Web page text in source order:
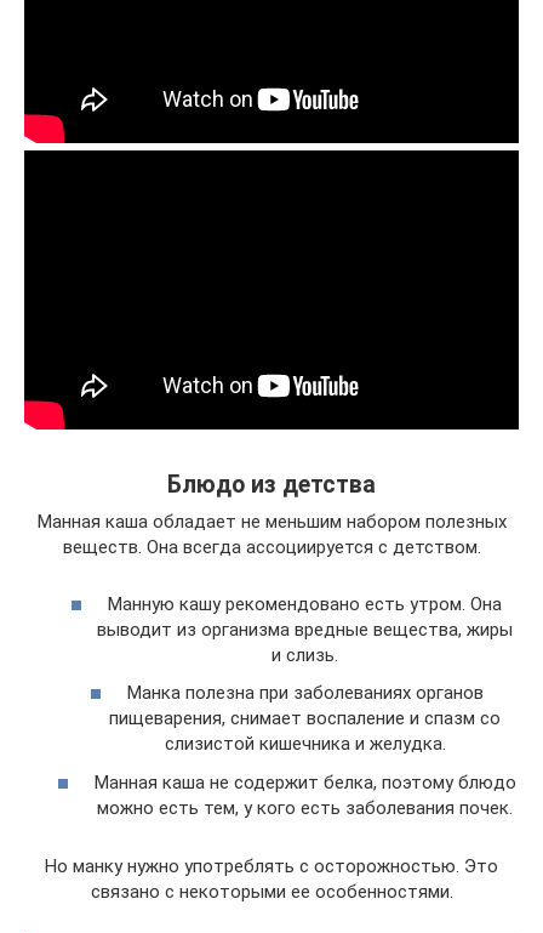
Блюдо из детства
Манная каша обладает не меньшим набором полезных
веществ. Она всегда ассоциируется с детством.
Манную кашу рекомендовано есть утром. Она
выводит из организма вредные вещества, жиры
и слизь.
Манка полезна при заболеваниях органов
пищеварения, снимает воспаление и спазм со
слизистой кишечника и желудка.
Манная каша не содержит белка, поэтому блюдо
можно есть тем, у кого есть заболевания почек.
Но манку нужно употреблять с осторожностью. Это
связано с некоторыми ее особенностями.